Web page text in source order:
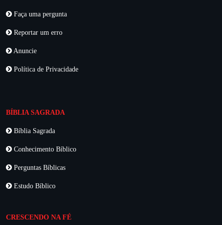
Faça uma pergunta
Reportar um erro
Anuncie
Política de Privacidade
BÍBLIA SAGRADA
Bíblia Sagrada
Conhecimento Bíblico
Perguntas Bíblicas
Estudo Bíblico
CRESCENDO NA FÉ